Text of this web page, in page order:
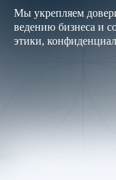
Мы укрепляем
ведению бизнеса и
этики,